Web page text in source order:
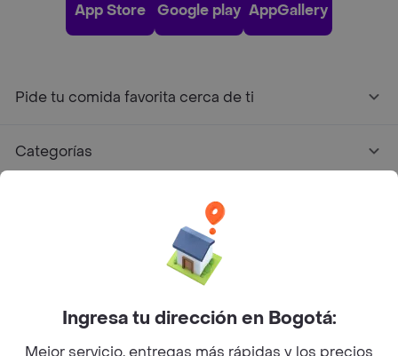
App Store Google play AppGallery
Pide tu comida favorita cerca de ti
Categorías
Facebook
Twitter
Instagram
Ingresa tu dirección en Bogotá:
Mejor servicio, entregas más rápidas y los precios